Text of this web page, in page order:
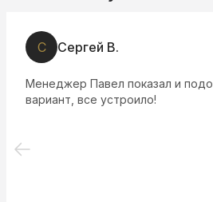
С Сергей В.
Менеджер Павел показал и
вариант, все устроило!